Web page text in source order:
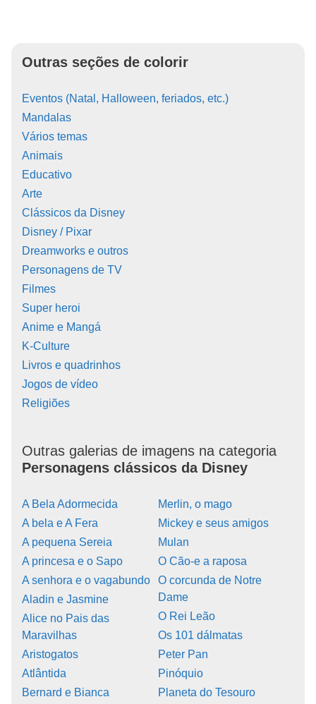
Outras seções de colorir
Eventos (Natal, Halloween, feriados, etc.)
Mandalas
Vários temas
Animais
Educativo
Arte
Clássicos da Disney
Disney / Pixar
Dreamworks e outros
Personagens de TV
Filmes
Super heroi
Anime e Mangá
K-Culture
Livros e quadrinhos
Jogos de vídeo
Religiões
Outras galerias de imagens na categoria
Personagens clássicos da Disney
A Bela Adormecida
A bela e A Fera
A pequena Sereia
A princesa e o Sapo
A senhora e o vagabundo
Aladin e Jasmine
Alice no Pais das
Maravilhas
Aristogatos
Atlântida
Bernard e Bianca
Merlin, o mago
Mickey e seus amigos
Mulan
O Cão-e a raposa
O corcunda de Notre
Dame
O Rei Leão
Os 101 dálmatas
Peter Pan
Pinóquio
Planeta do Tesouro